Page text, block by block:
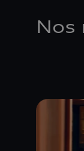
Nos